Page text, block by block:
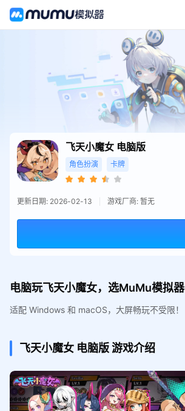
飞天小魔女 电脑版
角色扮演 卡牌
更新日期: 2026-02-13 游戏厂商: 暂无
电脑玩飞天小魔女，选MuMu模拟器
适配 Windows 和 macOS，大屏畅玩不受限！
飞天小魔女 电脑版游戏介绍